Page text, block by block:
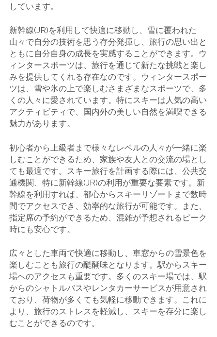
しています。
新幹線(JR)を利用して快適に移動し、雪に覆われた
山々で自分の技術を思う存分発揮し、旅行の思い出と
ともに自分自身の成長を実感することができます。ウ
ィンタースポーツは、旅行を通じて新たな挑戦と楽し
みを提供してくれる存在なのです。ウィンタースポー
ツは、雪や氷の上で楽しむさまざまなスポーツで、多
くの人々に愛されています。特にスキーは人気の高い
アクティビティで、国内外の美しい自然を満喫できる
魅力があります。
初心者から上級者まで様々なレベルの人々が一緒に楽
しむことができるため、家族や友人との交流の場とし
ても最適です。スキー旅行を計画する際には、公共交
通機関、特に新幹線(JR)の利用が重要な要素です。新
幹線を利用すれば、都心からスキーリゾートまで数時
間でアクセスでき、効率的な旅行が可能です。また、
指定席の予約ができるため、混雑が予想されるピーク
時にも安心です。
広々とした車両で快適に移動し、車窓からの雪景色を
楽しむことも旅行の醍醐味となります。駅からスキー
場へのアクセスも重要です。多くのスキー場では、駅
からのシャトルバスやレンタカーサービスが用意され
ており、荷物が多くても気軽に移動できます。これに
より、旅行のストレスを軽減し、スキーを存分に楽し
むことができるのです。